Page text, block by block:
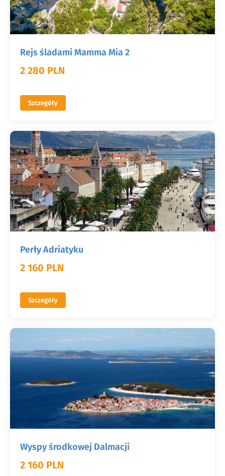
Rejs śladami Mamma Mia 2
2 280 PLN
Szczegóły
Perły Adriatyku
2 160 PLN
Szczegóły
Wyspy środkowej Dalmacji
2 160 PLN